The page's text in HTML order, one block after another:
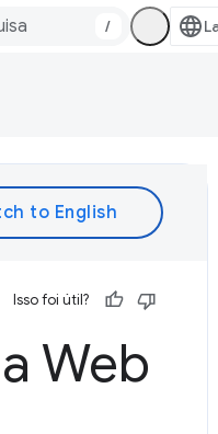
/
Isso foi útil?
Web